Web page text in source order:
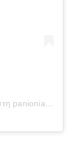
Η δημοσίευση κοινοποιήθηκε από το χρήστη panionianea.gr (@panionianea.gr)